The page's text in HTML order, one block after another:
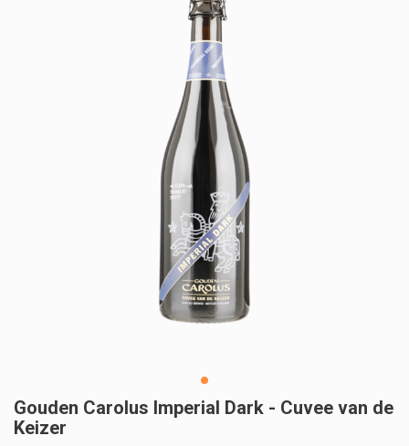
Gouden Carolus Imperial Dark - Cuvee van de
Keizer